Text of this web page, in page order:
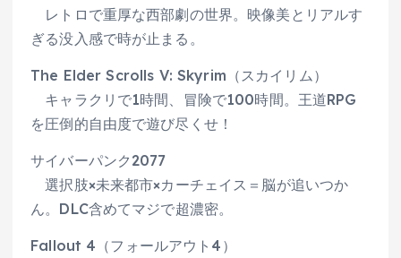
レトロで重厚な西部劇の世界。映像美とリアルす
ぎる没入感で時が止まる。
The Elder Scrolls V: Skyrim（スカイリム）
キャラクリで1時間、冒険で100時間。王道RPG
を圧倒的自由度で遊び尽くせ！
サイバーパンク2077
選択肢×未来都市×カーチェイス＝脳が追いつか
ん。DLC含めてマジで超濃密。
Fallout 4（フォールアウト4）